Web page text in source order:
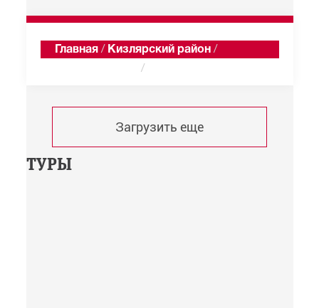
Главная / Кизлярский район /
/
Загрузить еще
ТУРЫ